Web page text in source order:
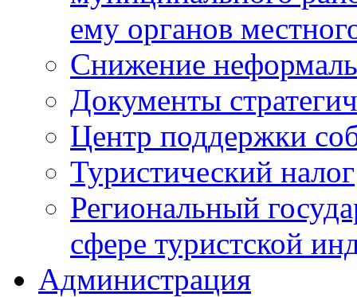
ему органов
Снижение
Документы
Центр поддержки
Туристический налог
Региональный
сфере туристской
Администрация